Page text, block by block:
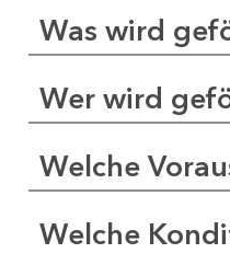
Was wird
Wer wird
Welche
Welche